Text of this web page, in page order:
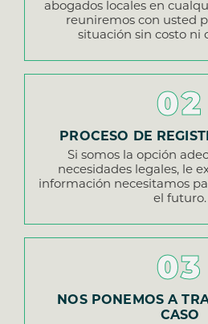
abogados locales en
reuniremos con usted
situación sin costo ni
02
PROCESO DE
Si somos la opción
necesidades legales, le
información necesitamos
el futuro.
03
NOS PONEMOS A
CASO